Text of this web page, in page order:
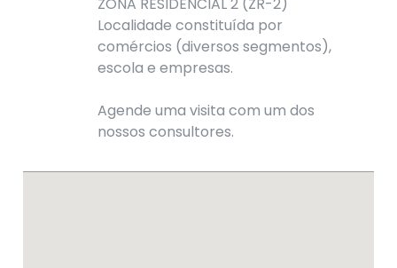
Localidade constituída por
comércios (diversos segmentos),
escola e empresas.
Agende uma visita com um dos
nossos consultores.